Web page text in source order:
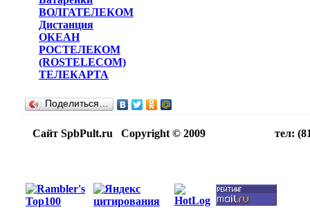
ВОЛГАТЕЛЕКОМ
Дистанция
ОКЕАН
РОСТЕЛЕКОМ
(ROSTELECOM)
ТЕЛЕКАРТА
Поделиться…
Сайт SpbPult.ru Copyright © 2009 тел: